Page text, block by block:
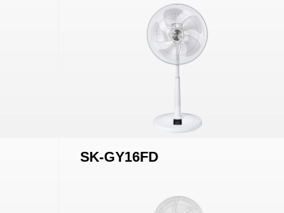
SK-GY16FD